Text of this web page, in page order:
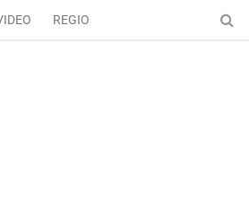
REGIONAL ENTERTAINMENT